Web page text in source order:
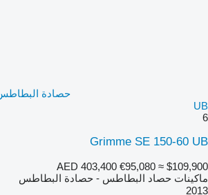
UB
6
Grimme SE 150-60 UB
AED 403,400 €95,080 ≈ $109,900
ماكينات حصاد البطاطس - حصادة البطاطس
2013